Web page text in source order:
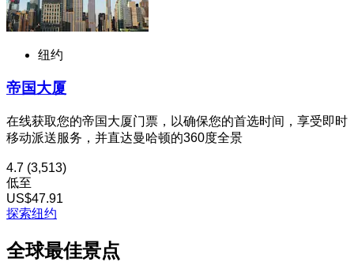
纽约
帝国大厦
在线获取您的帝国大厦门票，以确保您的首选时间，享受即时
移动派送服务，并直达曼哈顿的360度全景
4.7 (3,513)
低至
US$47.91
探索纽约
全球最佳景点